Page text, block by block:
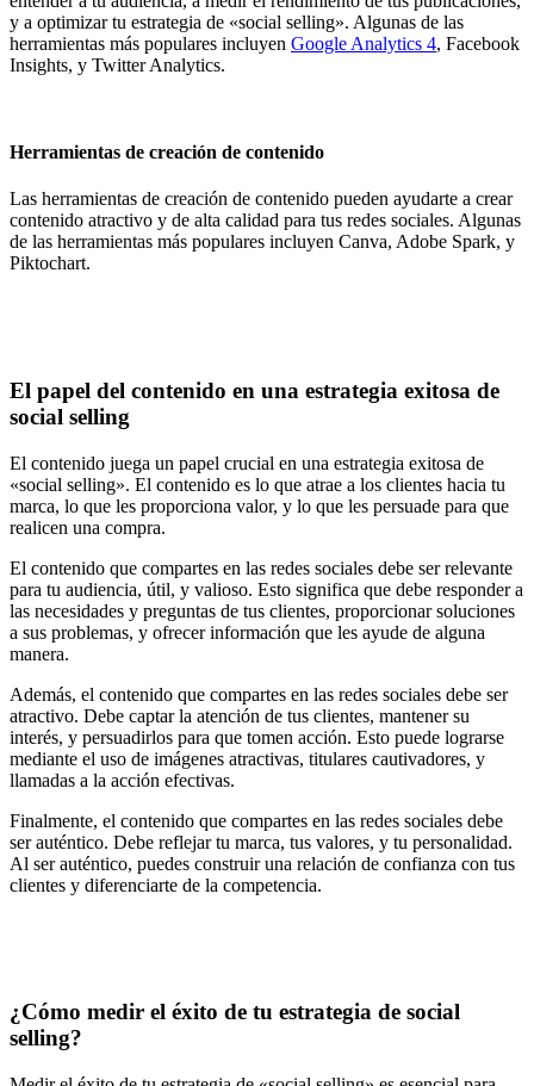
y a optimizar tu estrategia de «social selling». Algunas de las
herramientas más populares incluyen Google Analytics 4, Facebook
Insights, y Twitter Analytics.
Herramientas de creación de contenido
Las herramientas de creación de contenido pueden ayudarte a crear
contenido atractivo y de alta calidad para tus redes sociales. Algunas
de las herramientas más populares incluyen Canva, Adobe Spark, y
Piktochart.
El papel del contenido en una estrategia exitosa de
social selling
El contenido juega un papel crucial en una estrategia exitosa de
«social selling». El contenido es lo que atrae a los clientes hacia tu
marca, lo que les proporciona valor, y lo que les persuade para que
realicen una compra.
El contenido que compartes en las redes sociales debe ser relevante
para tu audiencia, útil, y valioso. Esto significa que debe responder a
las necesidades y preguntas de tus clientes, proporcionar soluciones
a sus problemas, y ofrecer información que les ayude de alguna
manera.
Además, el contenido que compartes en las redes sociales debe ser
atractivo. Debe captar la atención de tus clientes, mantener su
interés, y persuadirlos para que tomen acción. Esto puede lograrse
mediante el uso de imágenes atractivas, titulares cautivadores, y
llamadas a la acción efectivas.
Finalmente, el contenido que compartes en las redes sociales debe
ser auténtico. Debe reflejar tu marca, tus valores, y tu personalidad.
Al ser auténtico, puedes construir una relación de confianza con tus
clientes y diferenciarte de la competencia.
¿Cómo medir el éxito de tu estrategia de social
selling?